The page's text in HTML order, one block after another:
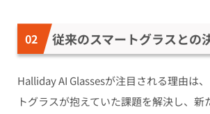
従来のスマートグラスとの
Halliday AI Glassesが注目される理由は
トグラスが抱えていた課題を解決し、新